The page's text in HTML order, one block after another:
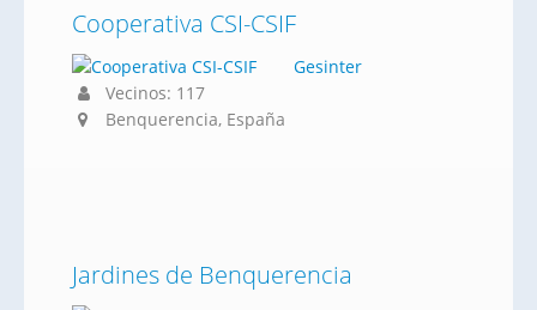
Cooperativa CSI-CSIF
Gesinter
Vecinos: 117
Benquerencia, España
Jardines de Benquerencia